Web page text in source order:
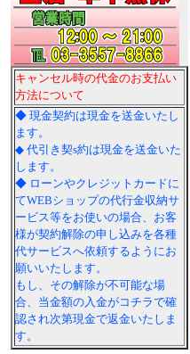
キャンセル時の代金のお支払い
方法について
◆ 現金契約は現金を送金いたし
ます。
◆ 代引き契s約は現金を送金いた
します。
◆ ローンやクレジットカードに
てWEBショップの代行金収納サ
ービス等をお使いの場合、お客
様が契約解除の申し込みを各種
代サービスへ依頼するようにお
願いいたします。
もし、その解除が不可能な場
合、当金額の入金がコチラで確
認され次第現金で返金いたしま
す。